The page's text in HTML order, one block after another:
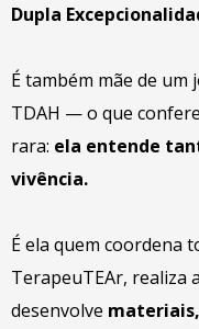
Dupla
É também mãe de um
TDAH — o que
rara: ela entende
vivência.
É ela quem coordena
TerapeuTEAr, realiza
desenvolve